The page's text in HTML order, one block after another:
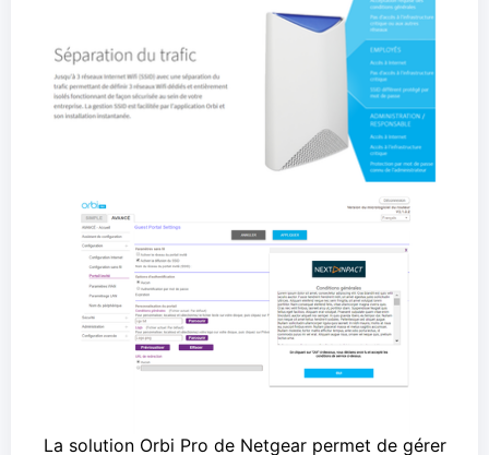
La solution Orbi Pro de Netgearpermet de gérer